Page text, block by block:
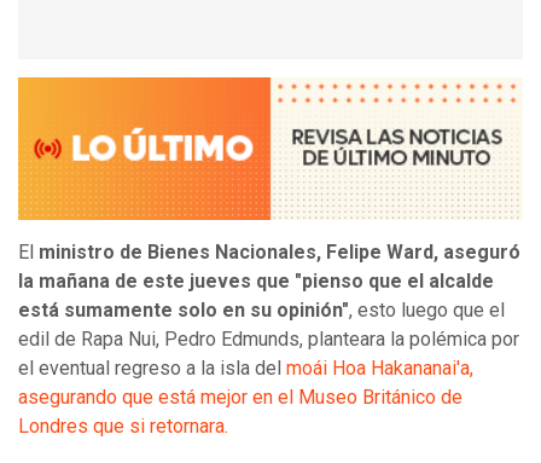
El ministro de Bienes Nacionales, Felipe Ward, aseguró
la mañana de este jueves que "pienso que el alcalde
está sumamente solo en su opinión", esto luego que el
edil de Rapa Nui, Pedro Edmunds, planteara la polémica por
el eventual regreso a la isla del moái Hoa Hakananai'a,
asegurando que está mejor en el Museo Británico de
Londres que si retornara.